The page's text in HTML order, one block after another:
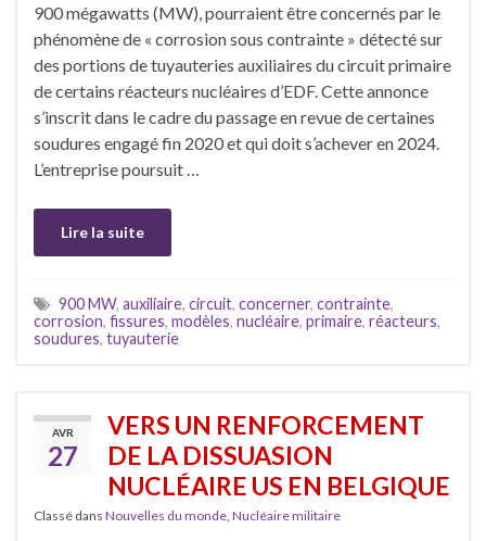
900 mégawatts (MW), pourraient être concernés par le
phénomène de « corrosion sous contrainte » détecté sur
des portions de tuyauteries auxiliaires du circuit primaire
de certains réacteurs nucléaires d’EDF. Cette annonce
s’inscrit dans le cadre du passage en revue de certaines
soudures engagé fin 2020 et qui doit s’achever en 2024.
L’entreprise poursuit …
Lire la suite
900 MW, auxiliaire, circuit, concerner, contrainte,
corrosion, fissures, modèles, nucléaire, primaire, réacteurs,
soudures, tuyauterie
AVR
27
VERS UN RENFORCEMENT
DE LA DISSUASION
NUCLÉAIRE US EN BELGIQUE
Classé dans Nouvelles du monde Nucléaire militaire